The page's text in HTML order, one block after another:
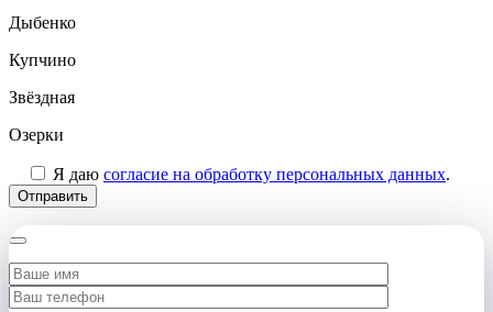
Дыбенко
Купчино
Звёздная
Озерки
Я даю согласие на обработку персональных данных.